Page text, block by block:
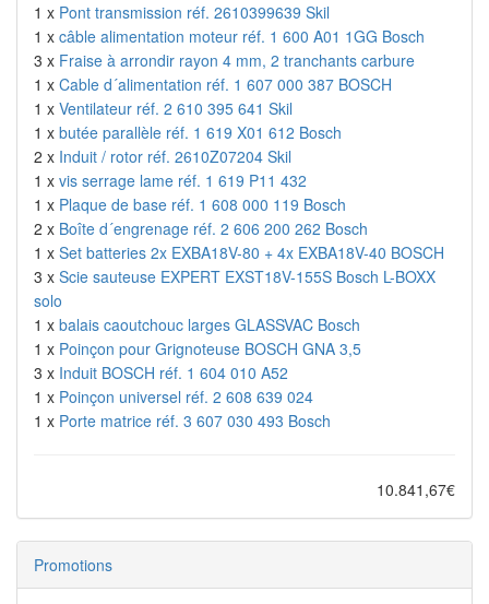
1 x Pont transmission réf. 2610399639 Skil
1 x câble alimentation moteur réf. 1 600 A01 1GG Bosch
3 x Fraise à arrondir rayon 4 mm, 2 tranchants carbure
1 x Cable d´alimentation réf. 1 607 000 387 BOSCH
1 x Ventilateur réf. 2 610 395 641 Skil
1 x butée parallèle réf. 1 619 X01 612 Bosch
2 x Induit / rotor réf. 2610Z07204 Skil
1 x vis serrage lame réf. 1 619 P11 432
1 x Plaque de base réf. 1 608 000 119 Bosch
2 x Boîte d´engrenage réf. 2 606 200 262 Bosch
1 x Set batteries 2x EXBA18V-80 + 4x EXBA18V-40 BOSCH
3 x Scie sauteuse EXPERT EXST18V-155S Bosch L-BOXX
solo
1 x balais caoutchouc larges GLASSVAC Bosch
1 x Poinçon pour Grignoteuse BOSCH GNA 3,5
3 x Induit BOSCH réf. 1 604 010 A52
1 x Poinçon universel réf. 2 608 639 024
1 x Porte matrice réf. 3 607 030 493 Bosch
10.841,67€
Promotions